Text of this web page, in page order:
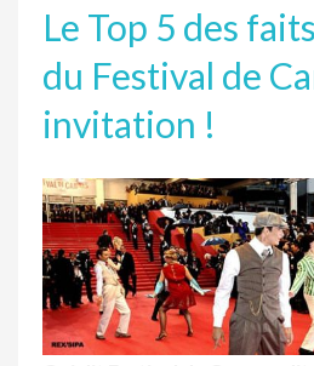
Le Top 5 des
du Festival de
invitation !